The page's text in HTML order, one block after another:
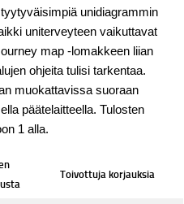
unidiagrammin
uniterveyteen vaikuttavat
map -lomakkeen liian
ohjeita tulisi tarkentaa.
muokattavissa suoraan
päätelaitteella. Tulosten
1 alla.
Toivottuja korjauksia